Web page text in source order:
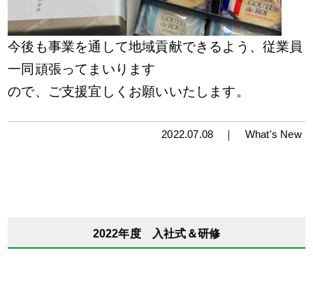
今後も事業を通して地域貢献できるよう、従業員
一同頑張ってまいります
ので、ご支援宜しくお願いいたします。
2022.07.08 ｜ What's New
2022年度 入社式＆研修